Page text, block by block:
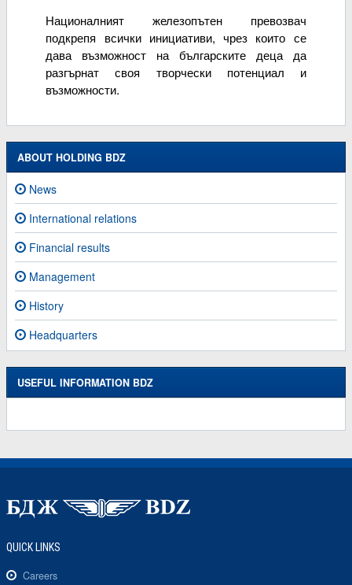
Националният железопътен превозвач
подкрепя всички инициативи, чрез които се
дава възможност на българските деца да
разгърнат своя творчески потенциал и
възможности.
ABOUT HOLDING BDZ
News
International relations
Financial results
Management
History
Headquarters
USEFUL INFORMATION BDZ
QUICK LINKS
Careers